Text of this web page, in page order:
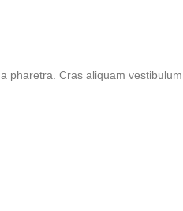
Cras aliquam